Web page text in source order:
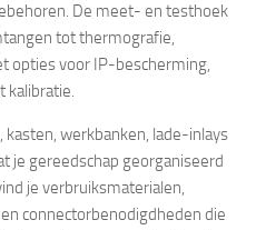
De meet- en testhoek
tot thermografie,
opties voor IP-bescherming,
kalibratie.
kasten, werkbanken, lade-inlays
je gereedschap georganiseerd
je verbruiksmaterialen,
connectorbenodigdheden die